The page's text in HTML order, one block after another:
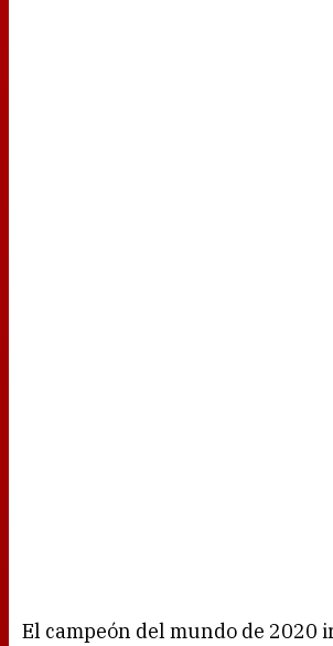
El campeón del mundo de 2020